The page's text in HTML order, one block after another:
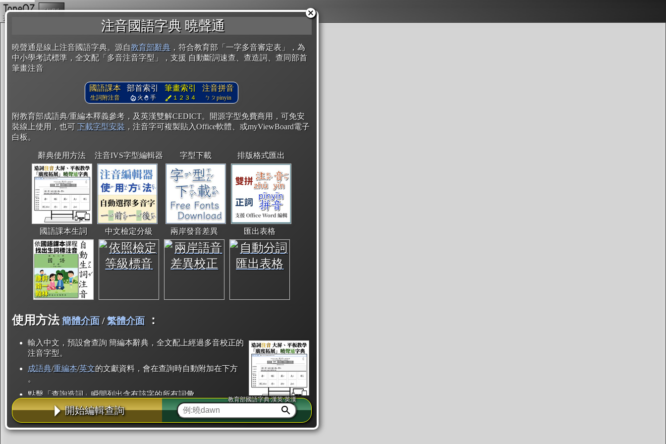
注音國語字典 曉聲通
曉聲通是線上注音國語字典。源自教育部辭典 ，符合教育部「一字多音審定表」，為
中小學考試標準，全文配「多音注音字型」，支援 自動斷詞速查、查造詞、查同部首
筆畫注音
國語課本
生詞附注音
部首索引
火 手
筆畫索引
１２３４
注音拼音
ㄅㄆpinyin
附教育部成語典/重編本釋義參考，及英漢雙解CEDICT。開源字型免費商用，可免安
裝線上使用，也可 下載字型安裝 ，注音字可複製貼入Office軟體、或myViewBoard電子
白板。
辭典使用方法 注音IVS字型編輯器 字型下載 排版格式匯出
國語課本生詞 中文檢定分級 兩岸發音差異 匯出表格
使用方法 簡體介面/繁體介面 ：
輸入中文，預設會查詢 簡編本辭典，全文配上經過多音校正的
注音字型。
成語典/重編本/英文的文獻資料，會在查詢時自動附加在下方
。
點擊「查詢造詞」瞬間列出含有該字的所有詞彙。
點「部首」瞬間列出所有「同部首字」。也支援查詢「同注音」或「同筆畫」。
辭典解釋的全文都經過自動斷詞，點擊便可瞬間「連續查詢」此字詞的解釋，不
用手動重複輸入。
開始編輯查詢
教育部國語字典·漢英·英漢
複製